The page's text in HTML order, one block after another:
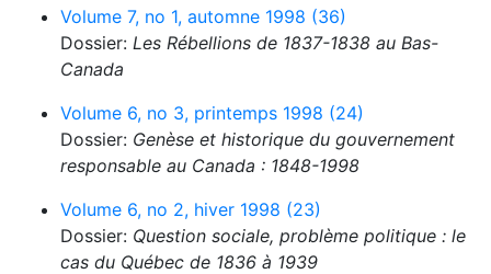
Volume 7, no 1, automne 1998 (36)
Dossier: Les Rébellions de 1837-1838 au Bas-
Canada
Volume 6, no 3, printemps 1998 (24)
Dossier: Genèse et historique du gouvernement
responsable au Canada : 1848-1998
Volume 6, no 2, hiver 1998 (23)
Dossier: Question sociale, problème politique : le
cas du Québec de 1836 à 1939